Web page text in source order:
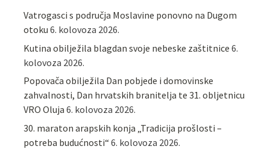
Vatrogasci s područja Moslavine ponovno na Dugom
otoku 6. kolovoza 2026.
Kutina obilježila blagdan svoje nebeske zaštitnice 6.
kolovoza 2026.
Popovača obilježila Dan pobjede i domovinske
zahvalnosti, Dan hrvatskih branitelja te 31. obljetnicu
VRO Oluja 6. kolovoza 2026.
30. maraton arapskih konja „Tradicija prošlosti –
potreba budućnosti“ 6. kolovoza 2026.